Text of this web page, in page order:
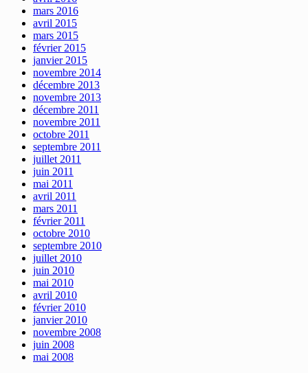
mars 2016
avril 2015
mars 2015
février 2015
janvier 2015
novembre 2014
décembre 2013
novembre 2013
décembre 2011
novembre 2011
octobre 2011
septembre 2011
juillet 2011
juin 2011
mai 2011
avril 2011
mars 2011
février 2011
octobre 2010
septembre 2010
juillet 2010
juin 2010
mai 2010
avril 2010
février 2010
janvier 2010
novembre 2008
juin 2008
mai 2008